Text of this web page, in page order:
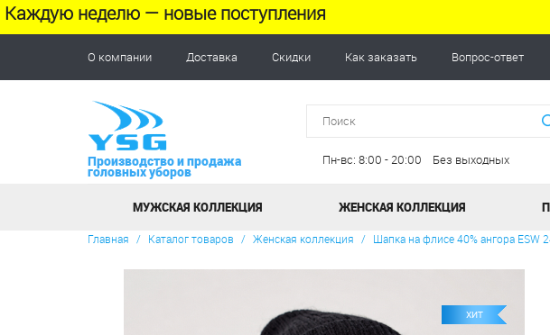
Каждую неделю — новые поступления
О компании Доставка Скидки Как заказать Вопрос-ответ
Производство и продажа
головных уборов
Пн-вс: 8:00 - 20:00 Без выходных
МУЖСКАЯ КОЛЛЕКЦИЯ ЖЕНСКАЯ КОЛЛЕКЦИЯ
Главная / Каталог товаров / Женская коллекция / Шапка на флисе 40% ангора ESW
ХИТ